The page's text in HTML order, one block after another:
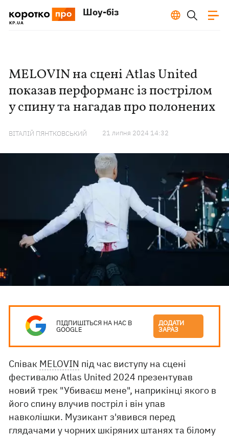
Шоу-біз
MELOVIN на сцені Atlas United
показав перформанс із пострілом
у спину та нагадав про полонених
ВІТАЛІЙ ПЯНТКОВСЬКИЙ 21 липня 2024 14:32
ПІДПИШІТЬСЯ НА НАС В
GOOGLE
ДОДАТИ
ЗАРАЗ
Співак MELOVIN під час виступу на сцені
фестивалю Atlas United 2024 презентував
новий трек "Убиваєш мене", наприкінці якого в
його спину влучив постріл і він упав
навколішки. Музикант з'явився перед
глядачами у чорних шкіряних штанях та білому